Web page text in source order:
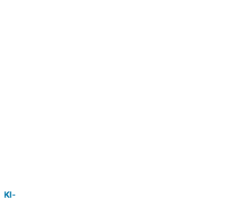
KI-